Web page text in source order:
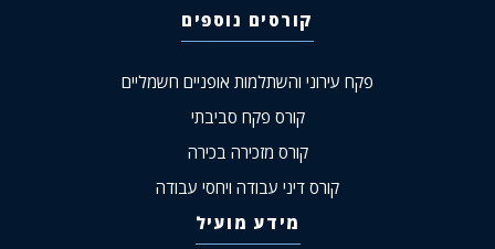
קורסים נוספים
פקח עירוני והשתלמות אופניים חשמליים
קורס פקח סביבתי
קורס מזכירה בכירה
קורס דיני עבודה ויחסי עבודה
מידע מועיל